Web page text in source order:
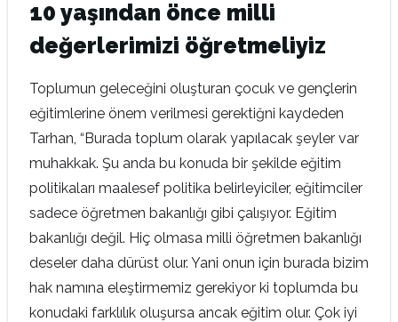
10 yaşından önce milli
değerlerimizi öğretmeliyiz
Toplumun geleceğini oluşturan çocuk ve gençlerin
eğitimlerine önem verilmesi gerektiğni kaydeden
Tarhan, “Burada toplum olarak yapılacak şeyler var
muhakkak. Şu anda bu konuda bir şekilde eğitim
politikaları maalesef politika belirleyiciler, eğitimciler
sadece öğretmen bakanlığı gibi çalışıyor. Eğitim
bakanlığı değil. Hiç olmasa milli öğretmen bakanlığı
deseler daha dürüst olur. Yani onun için burada bizim
hak namına eleştirmemiz gerekiyor ki toplumda bu
konudaki farklılık oluşursa ancak eğitim olur. Çok iyi